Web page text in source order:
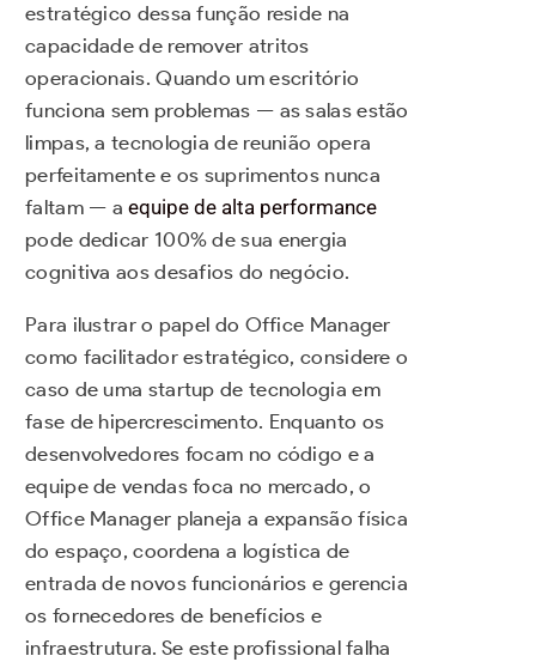
estratégico dessa função reside na
capacidade de remover atritos
operacionais. Quando um escritório
funciona sem problemas — as salas estão
limpas, a tecnologia de reunião opera
perfeitamente e os suprimentos nunca
faltam — aequipe de alta performance
pode dedicar 100% de sua energia
cognitiva aos desafios do negócio.
Para ilustrar o papel do Office Manager
como facilitador estratégico, considere o
caso de uma startup de tecnologia em
fase de hipercrescimento. Enquanto os
desenvolvedores focam no código e a
equipe de vendas foca no mercado, o
Office Manager planeja a expansão física
do espaço, coordena a logística de
entrada de novos funcionários e gerencia
os fornecedores de benefícios e
infraestrutura. Se este profissional falha